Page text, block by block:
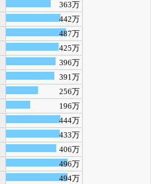
363万
442万
487万
425万
396万
391万
256万
196万
444万
433万
406万
496万
494万